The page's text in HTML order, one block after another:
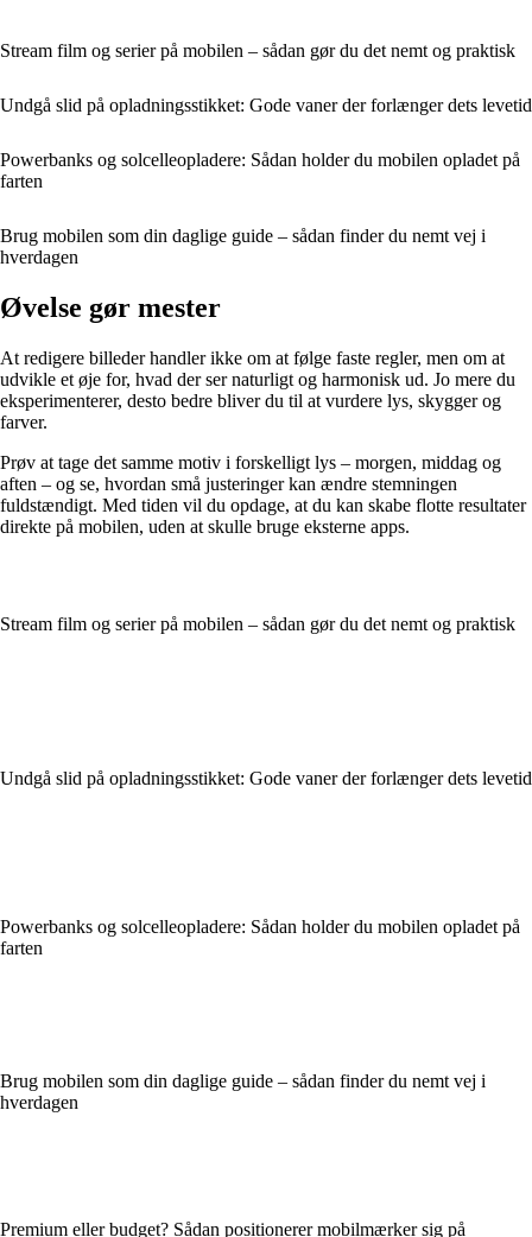
Stream film og serier på mobilen – sådan gør du det nemt og praktisk
Undgå slid på opladningsstikket: Gode vaner der forlænger dets levetid
Powerbanks og solcelleopladere: Sådan holder du mobilen opladet på
farten
Brug mobilen som din daglige guide – sådan finder du nemt vej i
hverdagen
Øvelse gør mester
At redigere billeder handler ikke om at følge faste regler, men om at
udvikle et øje for, hvad der ser naturligt og harmonisk ud. Jo mere du
eksperimenterer, desto bedre bliver du til at vurdere lys, skygger og
farver.
Prøv at tage det samme motiv i forskelligt lys – morgen, middag og
aften – og se, hvordan små justeringer kan ændre stemningen
fuldstændigt. Med tiden vil du opdage, at du kan skabe flotte resultater
direkte på mobilen, uden at skulle bruge eksterne apps.
Stream film og serier på mobilen – sådan gør du det nemt og praktisk
Undgå slid på opladningsstikket: Gode vaner der forlænger dets levetid
Powerbanks og solcelleopladere: Sådan holder du mobilen opladet på
farten
Brug mobilen som din daglige guide – sådan finder du nemt vej i
hverdagen
Premium eller budget? Sådan positionerer mobilmærker sig på